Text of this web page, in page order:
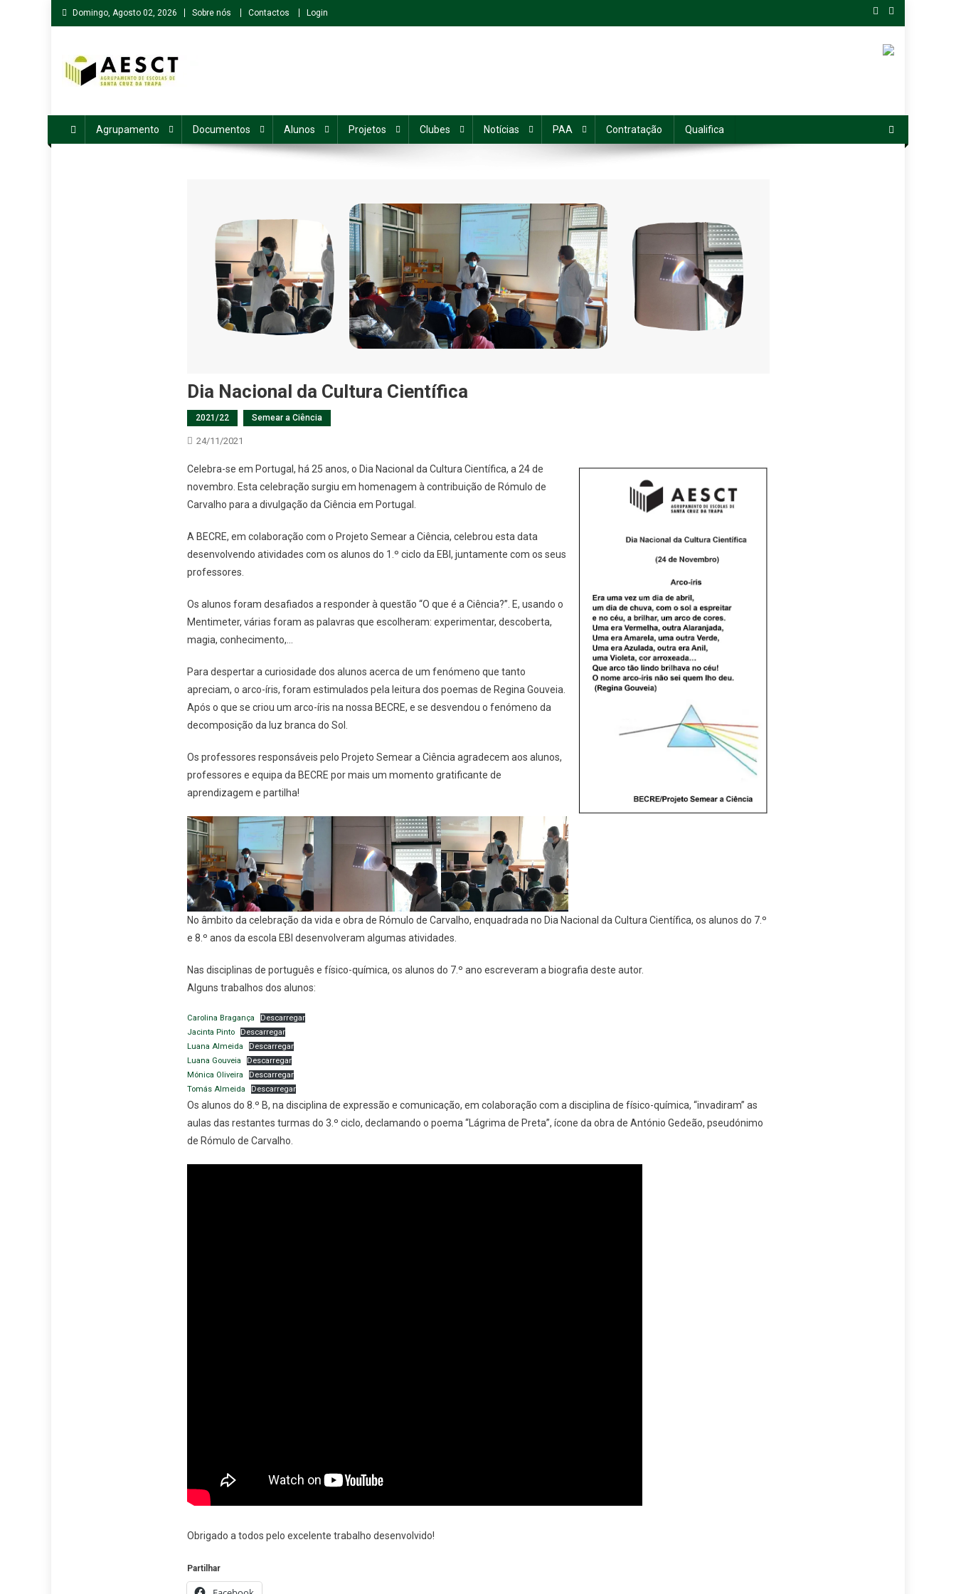
Skip
to
Domingo, Agosto 02, 2026 Sobre nós Contactos Login
Agrupamento Documentos Alunos Projetos Clubes Notícias PAA Contratação Qualifica
Dia Nacional da Cultura Científica
2021/22 Semear a Ciência
24/11/2021
Celebra-se em Portugal, há 25 anos, o Dia Nacional da Cultura Científica, a 24 de
novembro. Esta celebração surgiu em homenagem à contribuição de Rómulo de
Carvalho para a divulgação da Ciência em Portugal.
A BECRE, em colaboração com o Projeto Semear a Ciência, celebrou esta data
desenvolvendo atividades com os alunos do 1.º ciclo da EBI, juntamente com os seus
professores.
Os alunos foram desafiados a responder à questão “O que é a Ciência?”. E, usando o
Mentimeter, várias foram as palavras que escolheram: experimentar, descoberta,
magia, conhecimento,…
Para despertar a curiosidade dos alunos acerca de um fenómeno que tanto
apreciam, o arco-íris, foram estimulados pela leitura dos poemas de Regina Gouveia.
Após o que se criou um arco-íris na nossa BECRE, e se desvendou o fenómeno da
decomposição da luz branca do Sol.
Os professores responsáveis pelo Projeto Semear a Ciência agradecem aos alunos,
professores e equipa da BECRE por mais um momento gratificante de
aprendizagem e partilha!
No âmbito da celebração da vida e obra de Rómulo de Carvalho, enquadrada no Dia Nacional da Cultura Científica, os alunos do 7.º
e 8.º anos da escola EBI desenvolveram algumas atividades.
Nas disciplinas de português e físico-química, os alunos do 7.º ano escreveram a biografia deste autor.
Alguns trabalhos dos alunos:
Carolina Bragança
Descarregar
Jacinta Pinto
Descarregar
Luana Almeida
Descarregar
Luana Gouveia
Descarregar
Mónica Oliveira
Descarregar
Tomás Almeida
Descarregar
Os alunos do 8.º B, na disciplina de expressão e comunicação, em colaboração com a disciplina de físico-química, “invadiram” as
aulas das restantes turmas do 3.º ciclo, declamando o poema “Lágrima de Preta”, ícone da obra de António Gedeão, pseudónimo
de Rómulo de Carvalho.
Obrigado a todos pelo excelente trabalho desenvolvido!
Partilhar